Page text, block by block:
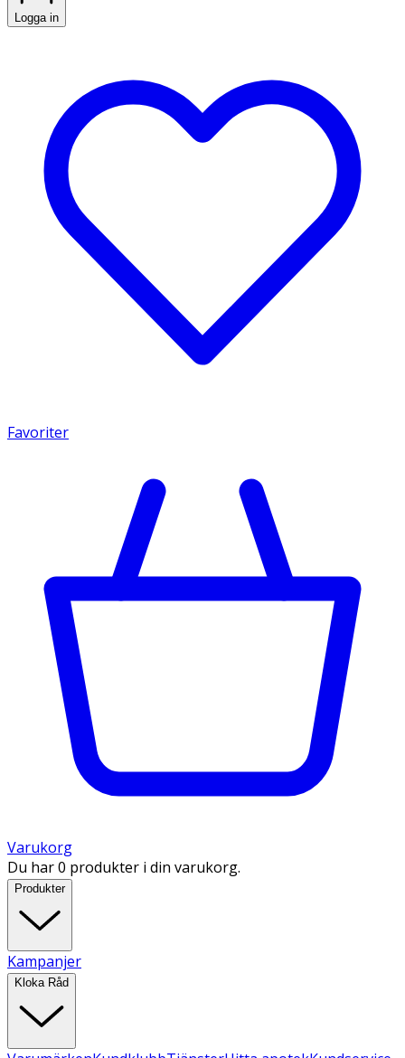
Logga in
Favoriter
Varukorg
Du har 0 produkter i din varukorg.
Produkter
Kampanjer
Kloka Råd